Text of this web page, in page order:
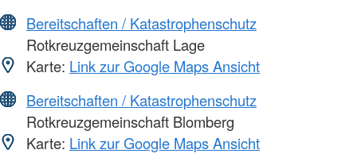
Bereitschaften / Katastrophenschutz
Rotkreuzgemeinschaft Lage
Karte: Link zur Google Maps Ansicht
Bereitschaften / Katastrophenschutz
Rotkreuzgemeinschaft Blomberg
Karte: Link zur Google Maps Ansicht